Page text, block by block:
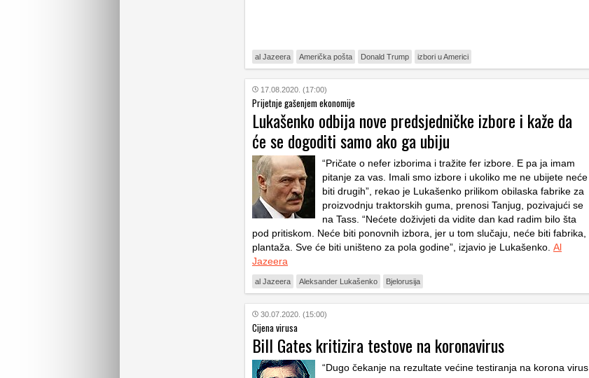
al Jazeera Američka pošta Donald Trump izbori u Americi
17.08.2020. (17:00)
Prijetnje gašenjem ekonomije
Lukašenko odbija nove predsjedničke izbore i kaže da
će se dogoditi samo ako ga ubiju
“Pričate o nefer izborima i tražite fer izbore. E pa ja imam
pitanje za vas. Imali smo izbore i ukoliko me ne ubijete neće
biti drugih”, rekao je Lukašenko prilikom obilaska fabrike za
proizvodnju traktorskih guma, prenosi Tanjug, pozivajući se
na Tass. “Nećete doživjeti da vidite dan kad radim bilo šta
pod pritiskom. Neće biti ponovnih izbora, jer u tom slučaju, neće biti fabrika,
plantaža. Sve će biti uništeno za pola godine”, izjavio je Lukašenko. Al
Jazeera
al Jazeera Aleksander Lukašenko Bjelorusija
30.07.2020. (15:00)
Cijena virusa
Bill Gates kritizira testove na koronavirus
“Dugo čekanje na rezultate većine testiranja na korona virus